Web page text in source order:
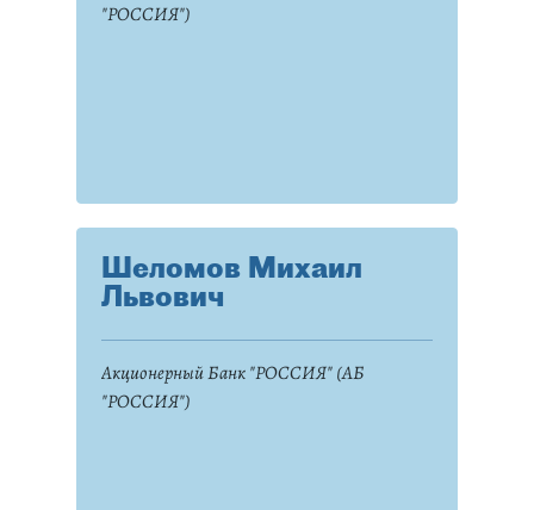
"РОССИЯ")
Шеломов Михаил
Львович
Акционерный Банк "РОССИЯ" (АБ
"РОССИЯ")